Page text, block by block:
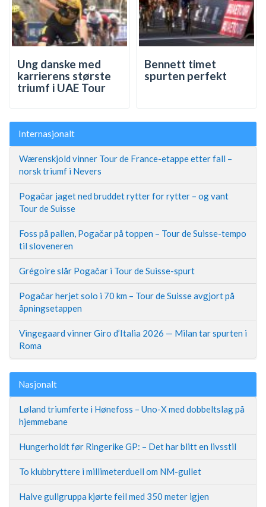
Ung danske med
karrierens største
triumf i UAE Tour
Bennett timet
spurten perfekt
Internasjonalt
Wærenskjold vinner Tour de France-etappe etter fall –
norsk triumf i Nevers
Pogačar jaget ned bruddet rytter for rytter – og vant
Tour de Suisse
Foss på pallen, Pogačar på toppen – Tour de Suisse-tempo
til sloveneren
Grégoire slår Pogačar i Tour de Suisse-spurt
Pogačar herjet solo i 70 km – Tour de Suisse avgjort på
åpningsetappen
Vingegaard vinner Giro d’Italia 2026 — Milan tar spurten i
Roma
Nasjonalt
Løland triumferte i Hønefoss – Uno-X med dobbeltslag på
hjemmebane
Hungerholdt før Ringerike GP: – Det har blitt en livsstil
To klubbryttere i millimeterduell om NM-gullet
Halve gullgruppa kjørte feil med 350 meter igjen